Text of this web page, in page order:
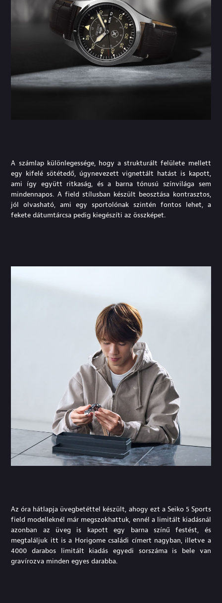
A számlap különlegessége, hogy a strukturált felülete mellett
egy kifelé sötétedő, úgynevezett vignettált hatást is kapott,
ami így együtt ritkaság, és a barna tónusú színvilága sem
mindennapos. A field stílusban készült beosztása kontrasztos,
jól olvasható, ami egy sportolónak szintén fontos lehet, a
fekete dátumtárcsa pedig kiegészíti az összképet.
Az óra hátlapja üvegbetéttel készült, ahogy ezt a Seiko 5 Sports
field modelleknél már megszokhattuk, ennél a limitált kiadásnál
azonban az üveg is kapott egy barna színű festést, és
megtaláljuk itt is a Horigome családi címert nagyban, illetve a
4000 darabos limitált kiadás egyedi sorszáma is bele van
gravírozva minden egyes darabba.